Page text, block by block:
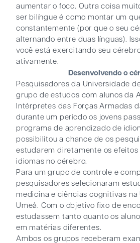
aumentar o foco. Outra coisa
ser bilíngue é como montar um
constantemente (por que o seu
alternando entre duas línguas).
você está exercitando seu
ativamente.
Desenvolvendo o
Pesquisadores da Universidade
grupo de estudos com alunos da
Intérpretes das Forças Armadas
durante um período os jovens
programa de aprendizado de
possibilitou a chance de os
estudarem diretamente os
idiomas no cérebro.
Para um grupo de controle e
pesquisadores selecionaram
medicina e ciências cognitivas na
Umeå. Com o objetivo fixo de
estudassem tanto quanto os
em matérias diferentes.
Ambos os grupos receberam